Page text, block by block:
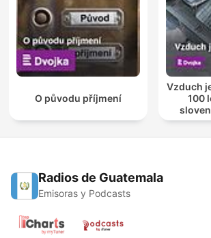
O původu příjmení
Vzduch
100
Radios de Guatemala
Emisoras y Podcasts